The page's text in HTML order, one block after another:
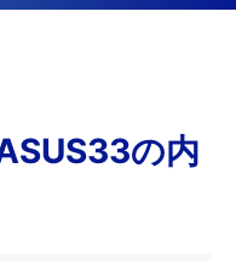
の内